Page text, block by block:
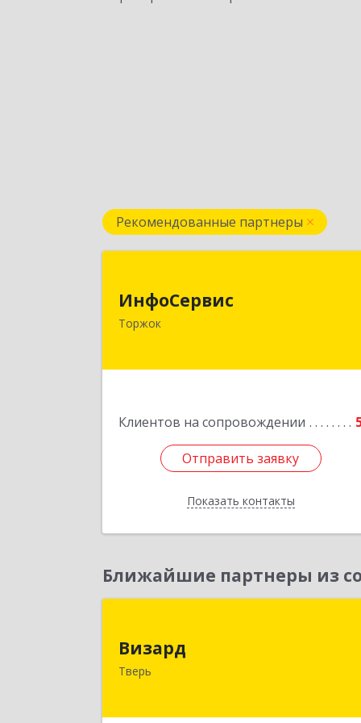
Рекомендованные партнеры
ИнфоСервис
Торжок
Клиентов на сопровождении
Отправить заявку
Показать контакты
172002, Тверская обл, Торжок г,
Отправить заявку
Назад
Ближайшие партнеры из
Визард
Тверь
170006, Тверская обл, Тверь г,